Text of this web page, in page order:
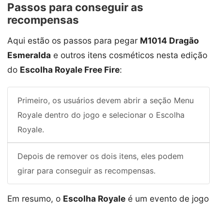
Passos para conseguir as
recompensas
Aqui estão os passos para pegar M1014 Dragão
Esmeralda e outros itens cosméticos nesta edição
do Escolha Royale Free Fire:
Primeiro, os usuários devem abrir a seção Menu
Royale dentro do jogo e selecionar o Escolha
Royale.
Depois de remover os dois itens, eles podem
girar para conseguir as recompensas.
Em resumo, o Escolha Royale é um evento de jogo